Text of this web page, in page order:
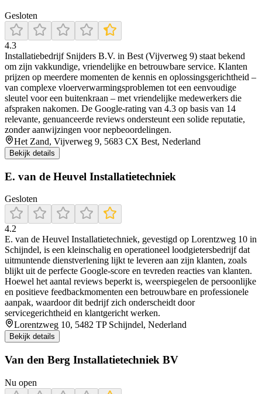
Gesloten
4.3
Installatiebedrijf Snijders B.V. in Best (Vijverweg 9) staat bekend
om zijn vakkundige, vriendelijke en betrouwbare service. Klanten
prijzen op meerdere momenten de kennis en oplossingsgerichtheid –
van complexe vloerverwarmingsproblemen tot een eenvoudige
sleutel voor een buitenkraan – met vriendelijke medewerkers die
afspraken nakomen. De Google-rating van 4.3 op basis van 14
relevante, genuanceerde reviews ondersteunt een solide reputatie,
zonder aanwijzingen voor nepbeoordelingen.
Het Zand, Vijverweg 9, 5683 CX Best, Nederland
Bekijk details
E. van de Heuvel Installatietechniek
Gesloten
4.2
E. van de Heuvel Installatietechniek, gevestigd op Lorentzweg 10 in
Schijndel, is een kleinschalig en operationeel loodgietersbedrijf dat
uitmuntende dienstverlening lijkt te leveren aan zijn klanten, zoals
blijkt uit de perfecte Google-score en tevreden reacties van klanten.
Hoewel het aantal reviews beperkt is, weerspiegelen de persoonlijke
en positieve feedbackmomenten een betrouwbare en professionele
aanpak, waardoor dit bedrijf zich onderscheidt door
servicegerichtheid en klantgericht werken.
Lorentzweg 10, 5482 TP Schijndel, Nederland
Bekijk details
Van den Berg Installatietechniek BV
Nu open